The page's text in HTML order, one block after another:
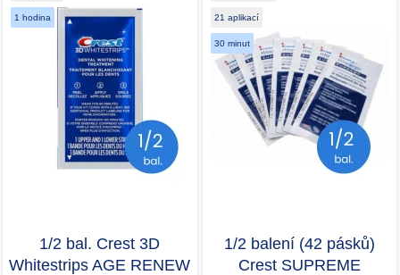
1 hodina
1/2 bal. Crest 3D
Whitestrips AGE RENEW
21 aplikací
30 minut
1/2 balení (42 pásků)
Crest SUPREME